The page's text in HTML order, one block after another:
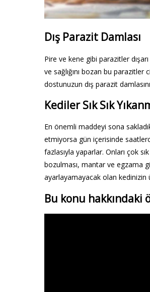
Dış Parazit Damlası
Pire ve kene gibi parazitler
ve sağlığını bozan bu
dostunuzun dış parazit
Kediler Sık Sık
En önemli maddeyi sona
etmiyorsa gün içerisinde
fazlasıyla yaparlar. Onları çok
bozulması, mantar ve egzama
ayarlayamayacak olan kedinizin
Bu konu hakkındaki